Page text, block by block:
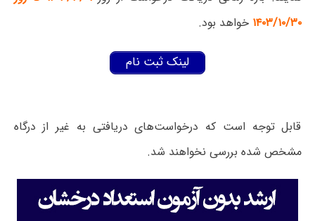
۱۴۰۳/۱۰/۳۰ خواهد بود.
لینک ثبت نام
قابل توجه است که درخواست‌های دریافتی به غیر از درگاه
مشخص شده بررسی نخواهند شد.